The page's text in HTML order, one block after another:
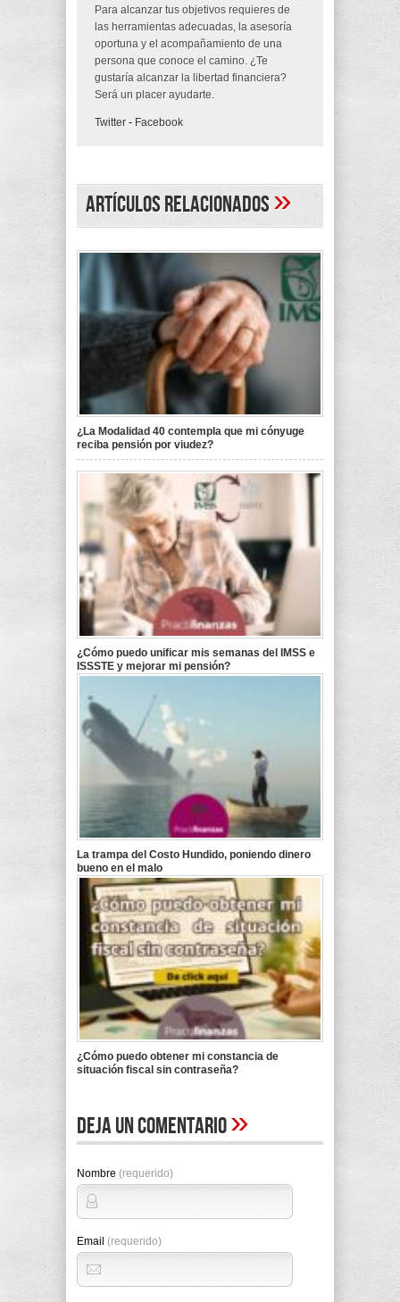
Para alcanzar tus objetivos requieres de
las herramientas adecuadas, la asesoría
oportuna y el acompañamiento de una
persona que conoce el camino. ¿Te
gustaría alcanzar la libertad financiera?
Será un placer ayudarte.
Twitter - Facebook
Artículos Relacionados»
¿La Modalidad 40 contempla que mi cónyuge
reciba pensión por viudez?
¿Cómo puedo unificar mis semanas del IMSS e
ISSSTE y mejorar mi pensión?
La trampa del Costo Hundido, poniendo dinero
bueno en el malo
¿Cómo puedo obtener mi constancia de
situación fiscal sin contraseña?
Deja un comentario»
Nombre (requerido)
Email (requerido)